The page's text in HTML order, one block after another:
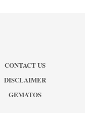
CONTACT US
DISCLAIMER
GEMATOS